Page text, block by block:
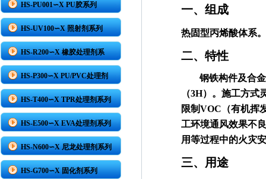
HS-PU001∽X PU胶系列
HS-UV100∽X 照射剂系列
HS-R200∽X 橡胶处理剂系
HS-P300∽X PU/PVC处理剂
HS-T400∽X TPR处理剂系列
HS-E500∽X EVA处理剂系列
HS-N600∽X 尼龙处理剂系列
HS-G700∽X 固化剂系列
一、组成
热固型丙烯酸体系。
二、特性
钢铁构件及合
（3H）。施工方式
限制VOC （有机
工环境通风效果不
用等过程中的火灾
三、用途